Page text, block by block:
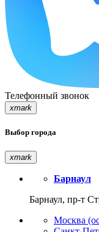
Телефонный звонок
xmark
Выбор города
xmark
Барнаул
Барнаул, пр-т
Москва